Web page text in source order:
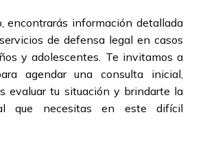
encontrarás información detallada
de defensa legal en casos
y adolescentes. Te invitamos a
agendar una consulta inicial,
evaluar tu situación y brindarte la
que necesitas en este difícil